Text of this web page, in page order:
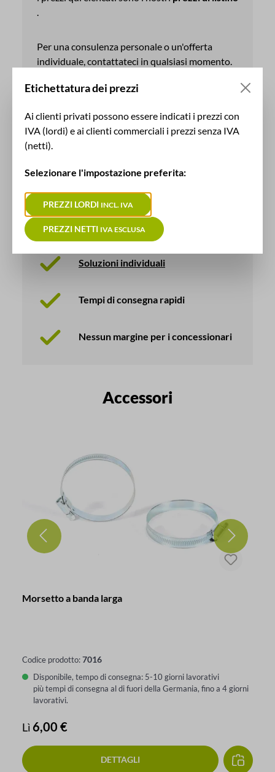
Per una consulenza personale o un'offerta
individuale, contattateci in qualsiasi momento.
RICHIEDI ORA
100% Made in Germany
Soluzioni individuali
Tempi di consegna rapidi
Nessun margine per i concessionari
Accessori
Morsetto a banda larga
Codice prodotto:7016
Disponibile, tempo di consegna: 5-10 giorni lavorativi
più tempi di consegna al di fuori della Germania, fino a 4 giorni
lavorativi.
Prezzo normale:
Lì 6,00 €
DETTAGLI
Etichettatura dei prezzi
Ai clienti privati possono essere indicati i prezzi con
IVA (lordi) e ai clienti commerciali i prezzi senza IVA
(netti).
Selezionare l'impostazione preferita:
PREZZI LORDI INCL. IVA
PREZZI NETTI IVA ESCLUSA